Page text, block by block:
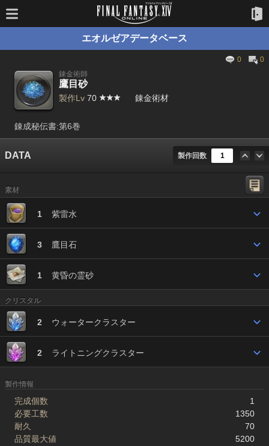
エオルゼアデータベース
0
0
錬金術師
鷹目砂
製作Lv 70 錬金術材
錬成秘伝書:第6巻
DATA 製作回数
素材
1 紫雷水
3 鷹目石
1 黄昏の霊砂
クリスタル
2 ウォータークラスター
2 ライトニングクラスター
製作情報
完成個数
1
必要工数
1350
耐久
70
品質最大値
5200